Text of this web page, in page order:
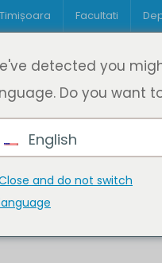
Facultati
Despre DeL
Cine suntem
detected you
Do you want
English
and do not switch